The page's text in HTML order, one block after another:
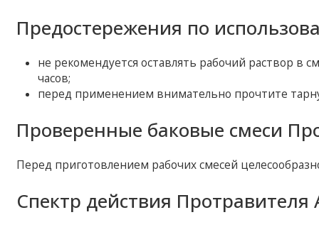
Предостережения по
не рекомендуется оставлять рабочий раствор в
часов;
перед применением внимательно прочтите
Проверенные баковые смеси
Перед приготовлением рабочих смесей
Спектр действия